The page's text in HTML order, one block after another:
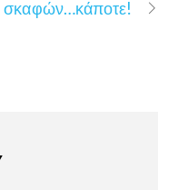
σκαφών…κάποτε!